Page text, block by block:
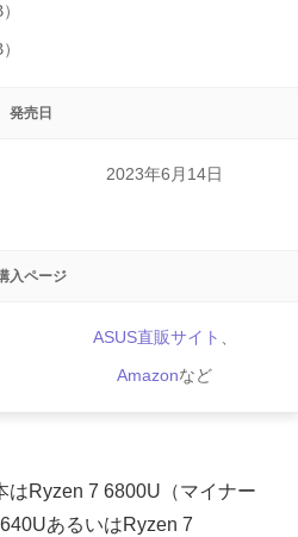
発売日
2023年6月14日
入ページ
ASUS直販サイト 、
Amazonなど
はRyzen 7 6800U（マイナー
あるいはRyzen 7